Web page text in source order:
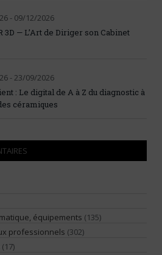
- 09/12/2026
3D — L’Art de Diriger son Cabinet
- 23/09/2026
: Le digital de A à Z du diagnostic à
céramiques
équipements (135)
professionnels (302)
(17)